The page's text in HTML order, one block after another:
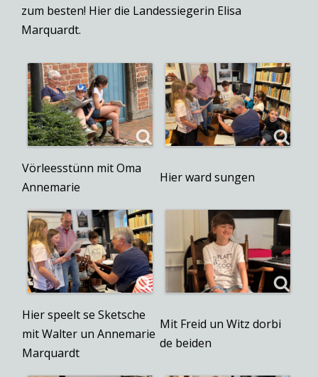
zum besten! Hier die Landessiegerin Elisa
Marquardt.
Vörleesstünn mit Oma
Annemarie
Hier ward sungen
Hier speelt se Sketsche
mit Walter un Annemarie
Marquardt
Mit Freid un Witz dorbi
de beiden